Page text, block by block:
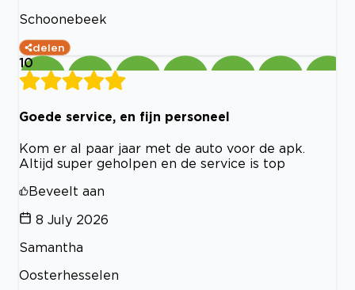
Schoonebeek
delen
10
Goede service, en fijn personeel
Kom er al paar jaar met de auto voor de apk.
Altijd super geholpen en de service is top
Beveelt aan
8 July 2026
Samantha
Oosterhesselen